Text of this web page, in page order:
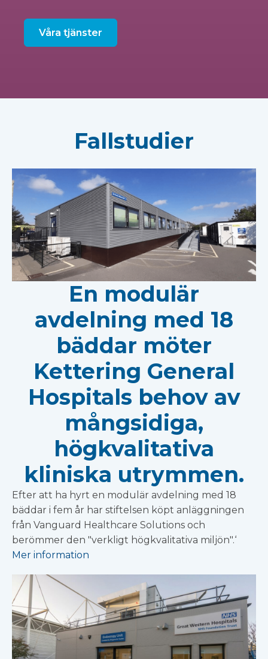
Våra tjänster
Fallstudier
En modulär
avdelning med 18
bäddar möter
Kettering General
Hospitals behov av
mångsidiga,
högkvalitativa
kliniska utrymmen.
Efter att ha hyrt en modulär avdelning med 18
bäddar i fem år har stiftelsen köpt anläggningen
från Vanguard Healthcare Solutions och
berömmer den "verkligt högkvalitativa miljön".‘
Mer information